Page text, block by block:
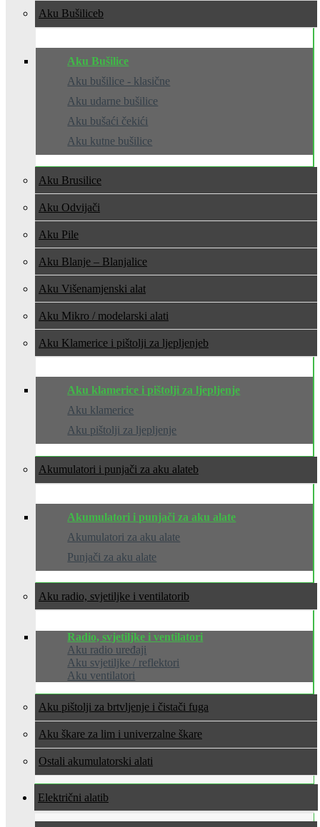
Aku Bušilice
Aku Bušilice
Aku bušilice - klasične
Aku udarne bušilice
Aku bušaći čekići
Aku kutne bušilice
Aku Brusilice
Aku Odvijači
Aku Pile
Aku Blanje – Blanjalice
Aku Višenamjenski alat
Aku Mikro / modelarski alati
Aku Klamerice i pištolji za ljepljenje
Aku klamerice i pištolji za ljepljenje
Aku klamerice
Aku pištolji za ljepljenje
Akumulatori i punjači za aku alate
Akumulatori i punjači za aku alate
Akumulatori za aku alate
Punjači za aku alate
Aku radio, svjetiljke i ventilatori
Radio, svjetiljke i ventilatori
Aku radio uređaji
Aku svjetiljke / reflektori
Aku ventilatori
Aku pištolji za brtvljenje i čistači fuga
Aku škare za lim i univerzalne škare
Ostali akumulatorski alati
Električni alati